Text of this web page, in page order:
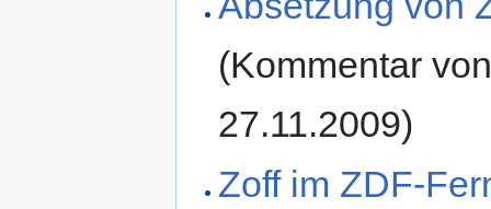
(Kommentar
27.11.2009)
Zoff im ZDF-